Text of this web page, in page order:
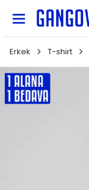
Erkek T-shirt